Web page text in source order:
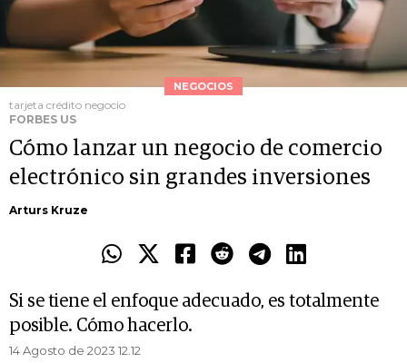
NEGOCIOS
tarjeta crédito negocio
FORBES US
Cómo lanzar un negocio de comercio
electrónico sin grandes inversiones
Arturs Kruze
Si se tiene el enfoque adecuado, es totalmente
posible. Cómo hacerlo.
14 Agosto de 2023 12.12